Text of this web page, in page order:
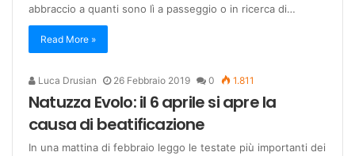
abbraccio a quanti sono lì a passeggio o in ricerca di…
Read More »
Luca Drusian 26 Febbraio 2019 0 1.811
Natuzza Evolo: il 6 aprile si apre la
causa di beatificazione
In una mattina di febbraio leggo le testate più importanti dei